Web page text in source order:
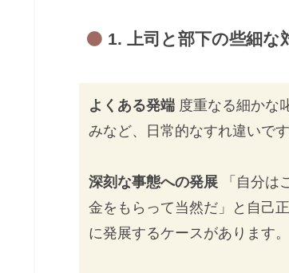
1. 上司と部下の些細な
よくある発端 度重なる細かな
みなど、日常的なすれ違いです
深刻な事態への発展 「自分は
金をもらって当然だ」と自己
に発展するケースがあります。